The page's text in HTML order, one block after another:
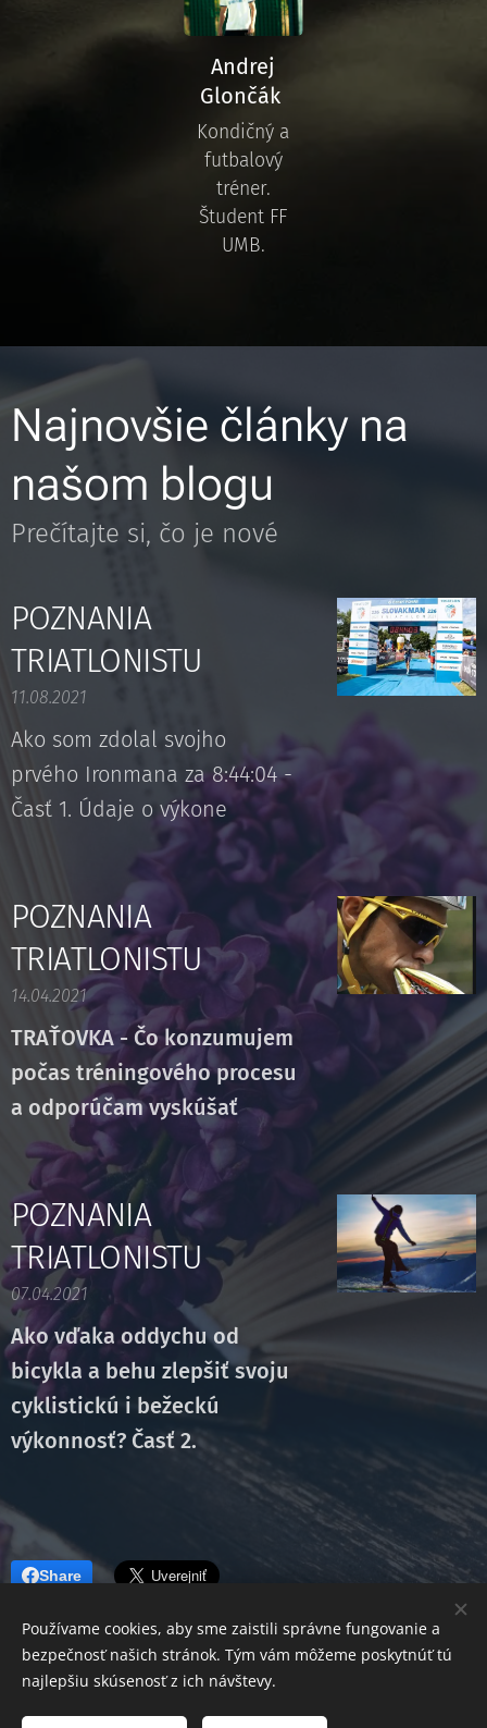
Andrej
Glončák
Kondičný a
futbalový
tréner.
Študent FF
UMB.
Najnovšie články na
našom blogu
Prečítajte si, čo je nové
POZNANIA
TRIATLONISTU
11.08.2021
Ako som zdolal svojho
prvého Ironmana za 8:44:04 -
Časť 1. Údaje o výkone
POZNANIA
TRIATLONISTU
14.04.2021
TRAŤOVKA - Čo konzumujem
počas tréningového procesu
a odporúčam vyskúšať
POZNANIA
TRIATLONISTU
07.04.2021
Ako vďaka oddychu od
bicykla a behu zlepšiť svoju
cyklistickú i bežeckú
výkonnosť? Časť 2.
Share
PH your motion, Tel: 0902 313 959
Používame cookies, aby sme zaistili správne fungovanie a
bezpečnosť našich stránok. Tým vám môžeme poskytnúť tú
najlepšiu skúsenosť z ich návštevy.